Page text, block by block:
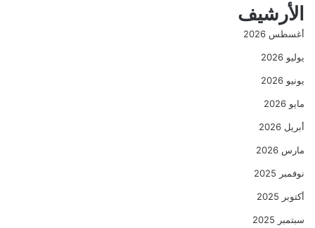
الأرشيف
أغسطس 2026
يوليو 2026
يونيو 2026
مايو 2026
أبريل 2026
مارس 2026
نوفمبر 2025
أكتوبر 2025
سبتمبر 2025